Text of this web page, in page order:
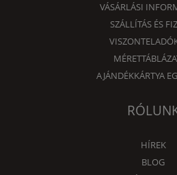
VÁSÁRLÁSI
SZÁLLÍTÁS ÉS
AJÁNDÉKKÁRTYA
HÍREK
BLOG